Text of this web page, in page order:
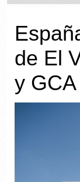
de El
y